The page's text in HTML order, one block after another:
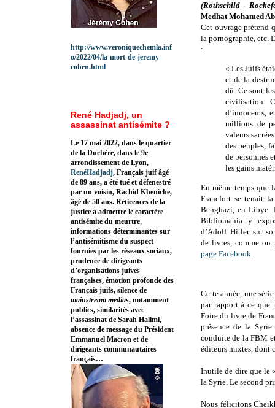
(Rothschild -
Medhat Mohamed
Cet ouvrage prétend
la pornographie, etc.
:
« Les Juifs
et de la
dû. Ce sont
civilisation.
d’innocents,
millions de
valeurs
des peuples,
de personnes
les gains
En même temps que
Francfort se tenait
Benghazi, en Libye.
Bibliomania y
d’Adolf Hitler sur
de livres, comme on
page Facebook
Cette année, une
par rapport à ce que
Foire du livre de
présence de la
conduite de la FBM
éditeurs mixtes, dont
Inutile de dire que le
la Syrie. Le second
Nous félicitons
http://www.veroniquechemla.inf
o/2022/04/la-mort-de-jeremy-
cohen.html
René Hadjadj, un
assassinat antisémite ?
Le 17 mai 2022, dans le quartier
de la Duchère, dans le 9e
arrondissement de Lyon,
RenéHadjadj, Français juif âgé
de 89 ans, a été tué et défenestré
par un voisin, Rachid Kheniche,
âgé de 50 ans. Réticences de la
justice à admettre le caractère
antisémite du meurtre,
informations déterminantes sur
l’antisémitisme du suspect
fournies par les réseaux sociaux,
prudence de dirigeants
d’organisations juives
françaises, émotion profonde des
Français juifs, silence de
mainstream medias, notamment
publics, similarités avec
l’assassinat de Sarah Halimi,
absence de message du Président
Emmanuel Macron et de
dirigeants communautaires
français…